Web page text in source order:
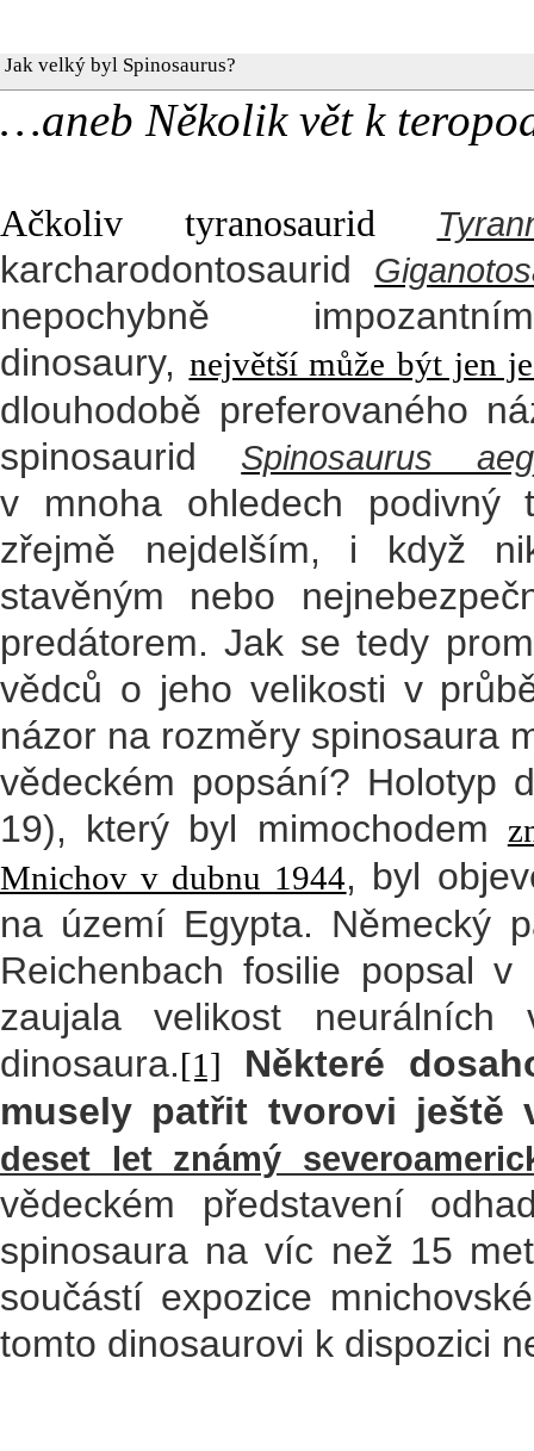
Jak velký byl Spinosaurus?
…aneb Několik vět k
Ačkoliv tyranosaurid
karcharodontosaurid
nepochybně
dinosaury, největší může být jen
dlouhodobě preferovaného
spinosaurid Spinosaurus
v mnoha ohledech podivný
zřejmě nejdelším, i když
stavěným nebo
predátorem. Jak se tedy
vědců o jeho velikosti v
názor na rozměry spinosaura
vědeckém popsání? Holotyp
19), který byl mimochodem
Mnichov v dubnu 1944, byl
na území Egypta. Německý
Reichenbach fosilie popsal
zaujala velikost neurálních
dinosaura.[1]
Některé
musely patřit tvorovi ještě
deset let známý
vědeckém představení
spinosaura na víc než 15
součástí expozice
tomto dinosaurovi k dispozici